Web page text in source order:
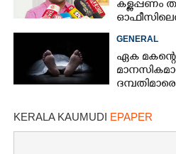
കള്ളപ്പണം
സെക്രട്ടറി
GENERAL
ഏക
KERALA KAUMUDI EPAPER